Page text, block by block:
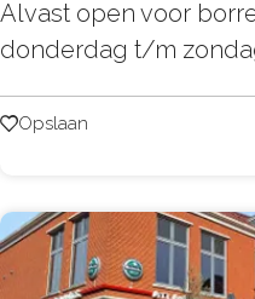
e
M
a
k
Alvast open voor
donderdag t/m
Opslaan
Opslaan